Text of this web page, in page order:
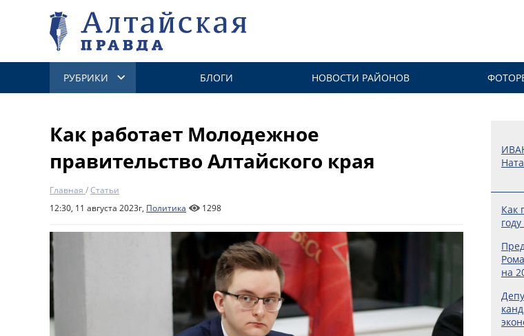
РУБРИКИ БЛОГИ НОВОСТИ РАЙОНОВ
Как работает Молодежное
правительство Алтайского края
Главная /Статьи
12:30, 11 августа 2023г, Политика 1298
Как
на